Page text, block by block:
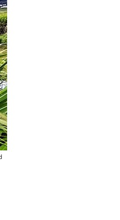
© R. Carayol, Cirad